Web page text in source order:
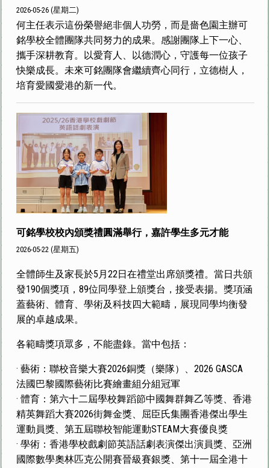
2026-05-26 (星期二)
何主任表示這份榮譽絕非個人功勞，而是嗇色園主辦可
銘學校全體團隊共同努力的成果。感謝團隊上下一心、
攜手深耕教育。以愛育人、以德潤心，守護每一位孩子
快樂成長。未來可銘團隊會繼續齊心同行，立德樹人，
培育愛國愛港的新一代。
可銘學校校內頒獎禮圓滿舉行，嘉許學生多元才能
2026-05-22 (星期五)
全體師生及家長於5月22日在禮堂出席頒獎禮。當日共頒
發190個獎項，89位同學登上頒獎台，接受表揚。獎項涵
蓋藝術、體育、學術及科技四大範疇，展現同學均衡發
展的卓越成果。
各範疇獎項眾多，不能盡錄。當中包括：
· 藝術：聯校音樂大賽2026銅獎（樂隊）、2026 GASCA
法國巴黎國際藝術比賽繪畫組分組冠軍
· 體育：第六十二屆學校舞蹈節中國舞群舞乙等獎、香港
精英舞蹈大賽2026街舞金獎、屈臣氏集團香港傑出學生
運動員獎、第五屆聯校智能運動STEAM大賽優良獎
· 學術：香港學校戲劇節英語話劇表演傑出演員獎、亞洲
國際數學奧林匹克公開賽晉級賽銀獎、第十一屆全港十